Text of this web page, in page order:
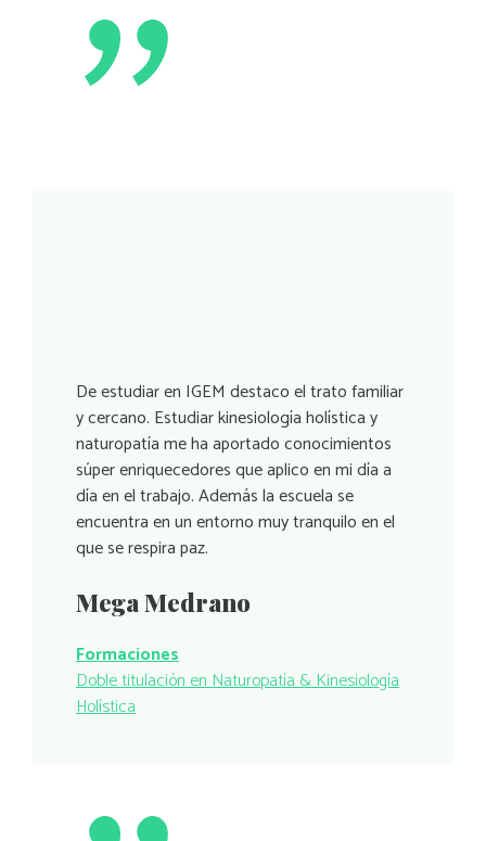
De estudiar en IGEM destaco el trato familiar
y cercano. Estudiar kinesiología holística y
naturopatía me ha aportado conocimientos
súper enriquecedores que aplico en mi día a
día en el trabajo. Además la escuela se
encuentra en un entorno muy tranquilo en el
que se respira paz.
Mega Medrano
Formaciones
Doble titulación en Naturopatía & Kinesiología
Holística